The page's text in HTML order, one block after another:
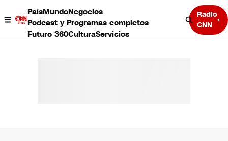
PaísMundoNegocios
Podcast y Programas completos
Futuro 360CulturaServicios
Radio
CNN